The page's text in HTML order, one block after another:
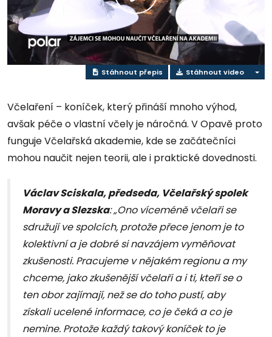
Přehrát
video
Stáhnout přepis Stáhnout video
Včelaření – koníček, který přináší mnoho výhod,
avšak péče o vlastní včely je náročná. V Opavě proto
funguje Včelařská akademie, kde se začátečníci
mohou naučit nejen teorii, ale i praktické dovednosti.
Václav Sciskala, předseda, Včelařský spolek
Moravy a Slezska: „Ono víceméně včelaři se
sdružují ve spolcích, protože přece jenom je to
kolektivní a je dobré si navzájem vyměňovat
zkušenosti. Pracujeme v nějakém regionu a my
chceme, jako zkušenější včelaři a i ti, kteří se o
ten obor zajímají, než se do toho pustí, aby
získali ucelené informace, co je čeká a co je
nemine. Protože každý takový koníček to je